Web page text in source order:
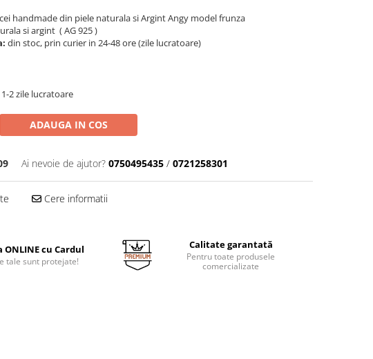
handmade din piele naturala si Argint Angy model frunza
si argint ( AG 925 )
din stoc, prin curier in 24-48 ore (zile lucratoare)
1-2 zile lucratoare
ADAUGA IN COS
Ai nevoie de ajutor? 0750495435 / 0721258301
Cere informatii
ONLINE cu Cardul
tale sunt protejate!
Calitate garantată
Pentru toate produsele
comercializate